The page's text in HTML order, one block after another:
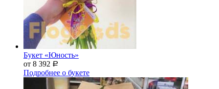
Букет «Юность»
от 8 392 Р
Подробнее о букете